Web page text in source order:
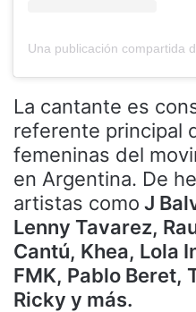
La cantante es
referente principal
femeninas del
en Argentina. De
artistas como J
Lenny Tavarez,
Cantú, Khea, Lola
FMK, Pablo Beret,
Ricky y más.